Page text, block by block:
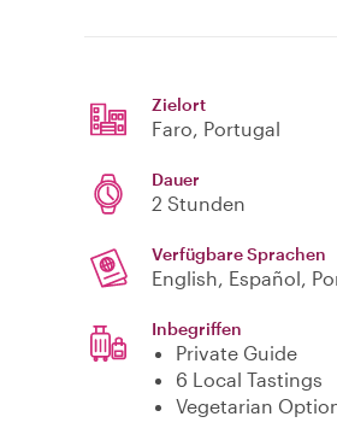
Zielort
Faro, Portugal
Dauer
2 Stunden
Verfügbare Sprachen
English, Español,
Inbegriffen
Private Guide
6 Local Tastings
Vegetarian